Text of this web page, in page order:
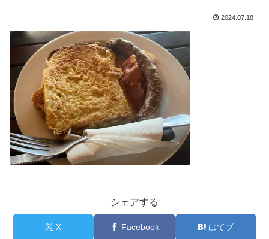
2024.07.18
シェアする
X Facebook はてブ